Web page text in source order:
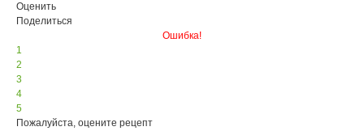
Оценить
Поделиться
Ошибка!
1
2
3
4
5
Пожалуйста, оцените рецепт